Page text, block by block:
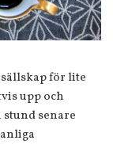
för lite
upp och
senare